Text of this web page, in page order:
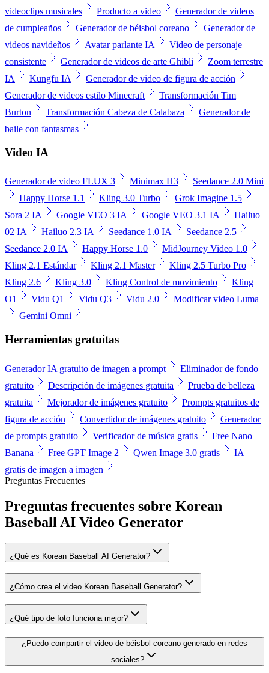
videoclips musicales
Producto a video
Generador de videos
de cumpleaños
Generador de béisbol coreano
Generador de
videos navideños
Avatar parlante IA
Video de personaje
consistente
Generador de videos de arte Ghibli
Zoom terrestre
IA
Kungfu IA
Generador de video de figura de acción
Generador de videos estilo Minecraft
Transformación Tim
Burton
Transformación Cabeza de Calabaza
Generador de
baile con fantasmas
Video IA
Generador de video FLUX 3 Minimax H3
Seedance 2.0 Mini
Happy Horse 1.1
Kling 3.0 Turbo
Grok Imagine 1.5
Sora 2 IA
Google VEO 3 IA Google VEO 3.1 IA
Hailuo
02 IA
Hailuo 2.3 IA Seedance 1.0 IA
Seedance 2.5
Seedance 2.0 IA
Happy Horse 1.0
MidJourney Video 1.0
Kling 2.1 Estándar
Kling 2.1 Master
Kling 2.5 Turbo Pro
Kling 2.6
Kling 3.0 Kling Control de movimiento
Kling
O1
Vidu Q1 Vidu Q3 Vidu 2.0
Modificar video Luma
Gemini Omni
Herramientas gratuitas
Generador IA gratuito de imagen a prompt
Eliminador de fondo
gratuito
Descripción de imágenes gratuita
Prueba de belleza
gratuita
Mejorador de imágenes gratuito
Prompts gratuitos de
figura de acción
Convertidor de imágenes gratuito
Generador
de prompts gratuito
Verificador de música gratis
Free Nano
Banana
Free GPT Image 2 Qwen Image 3.0 gratis
IA
gratis de imagen a imagen
Preguntas Frecuentes
Preguntas frecuentes sobre Korean
Baseball AI Video Generator
¿Qué es Korean Baseball AI Generator?
¿Cómo crea el video Korean Baseball Generator?
¿Qué tipo de foto funciona mejor?
¿Puedo compartir el video de béisbol coreano generado en redes
sociales?